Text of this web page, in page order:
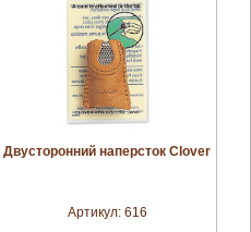
увеличить
Двусторонний наперсток Clover
Артикул: 616